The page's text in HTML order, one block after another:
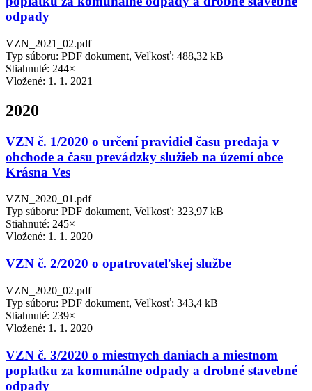
odpady
VZN_2021_02.pdf
Typ súboru: PDF dokument, Veľkosť: 488,32 kB
Stiahnuté: 244×
Vložené: 1. 1. 2021
2020
VZN č. 1/2020 o určení pravidiel času predaja v
obchode a času prevádzky služieb na území obce
Krásna Ves
VZN_2020_01.pdf
Typ súboru: PDF dokument, Veľkosť: 323,97 kB
Stiahnuté: 245×
Vložené: 1. 1. 2020
VZN č. 2/2020 o opatrovateľskej službe
VZN_2020_02.pdf
Typ súboru: PDF dokument, Veľkosť: 343,4 kB
Stiahnuté: 239×
Vložené: 1. 1. 2020
VZN č. 3/2020 o miestnych daniach a miestnom
poplatku za komunálne odpady a drobné stavebné
odpady